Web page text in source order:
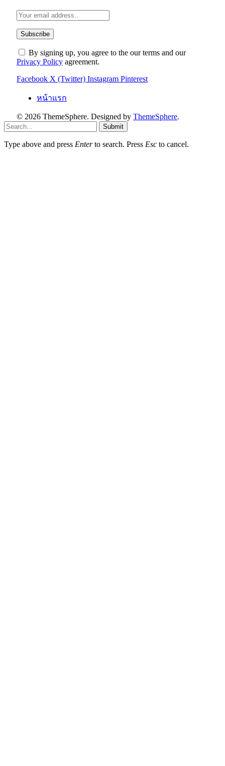
By signing up, you agree to the our terms and our
Privacy Policy agreement.
Facebook X (Twitter) Instagram Pinterest
หน้าแรก
© 2026 ThemeSphere. Designed by ThemeSphere.
Submit
Type above and press Enterto search. Press Esc to cancel.